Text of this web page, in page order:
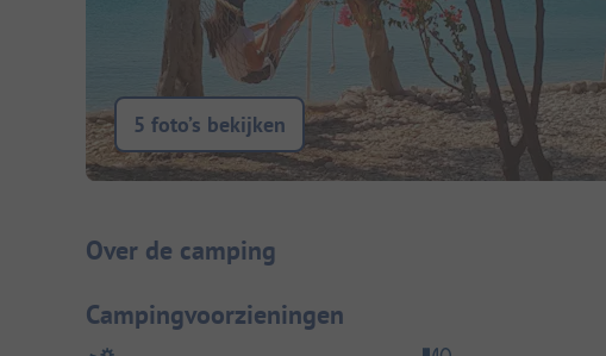
5 foto’s bekijken
Camping introductie
Over de camping
Campingvoorzieningen